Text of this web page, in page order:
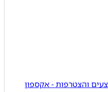
והצטרפות - אקספון